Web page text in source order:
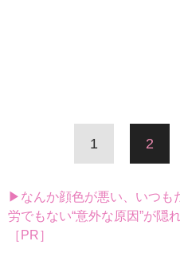
1 2
▶なんか顔色が悪い、いつも
労でもない“意外な原因”が隠
［PR］